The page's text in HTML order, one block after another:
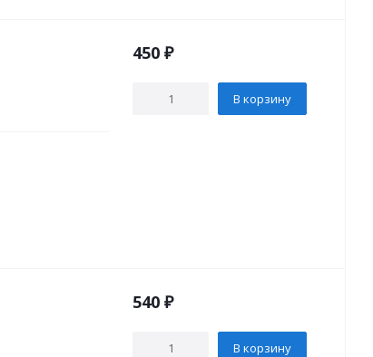
450 ₽
В корзину
540 ₽
В корзину